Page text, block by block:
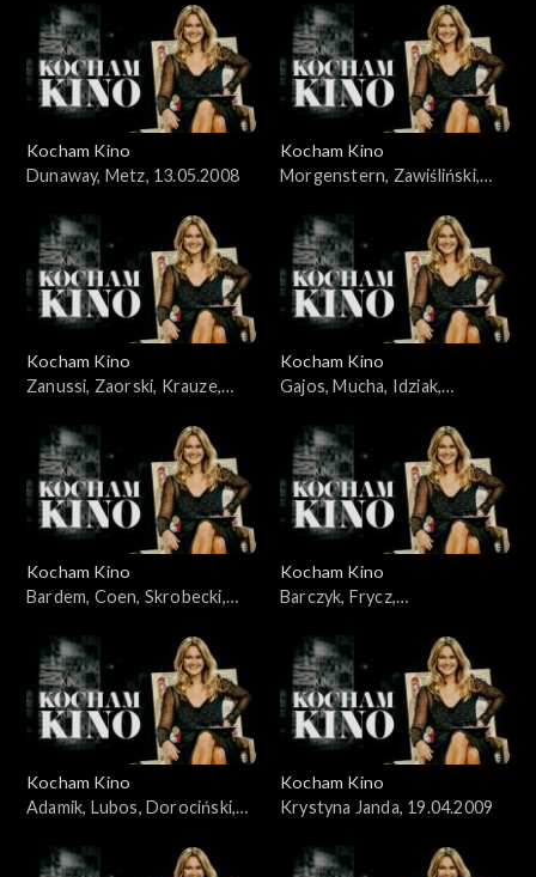
Kocham Kino
Dunaway, Metz, 13.05.2008
Kocham Kino
Morgenstern, Zawiśliński,
Kocham Kino
Zanussi, Zaorski, Krauze,
Kocham Kino
Gajos, Mucha, Idziak,
Kocham Kino
Bardem, Coen, Skrobecki,
Kocham Kino
Barczyk, Frycz,
04.11.2008
Kocham Kino
Adamik, Lubos, Dorociński,
Kocham Kino
Krystyna Janda, 19.04.2009